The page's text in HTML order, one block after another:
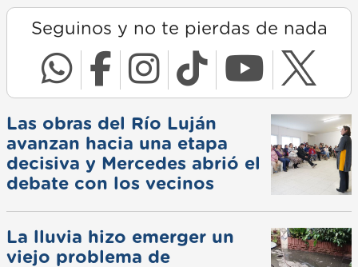
Seguinos y no te pierdas de nada
Las obras del Río Luján
avanzan hacia una etapa
decisiva y Mercedes abrió el
debate con los vecinos
La lluvia hizo emerger un
viejo problema de